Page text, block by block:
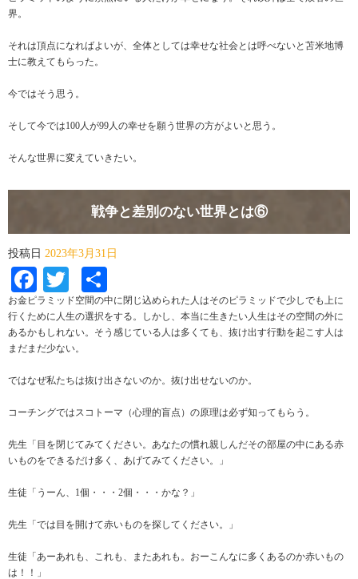
界。
それは頂点になればよいが、全体としては幸せな社会とは呼べないと苫米地博
士に教えてもらった。
今ではそう思う。
そして今では100人が99人の幸せを願う世界の方がよいと思う。
そんな世界に変えていきたい。
戦争と差別のない世界とは⑥
投稿日 2023年3月31日
Facebook
Twitter
有
お金ピラミッド空間の中に閉じ込められた人はそのピラミッドで少しでも上に
行くために人生の選択をする。しかし、本当に生きたい人生はその空間の外に
あるかもしれない。そう感じている人は多くても、抜け出す行動を起こす人は
まだまだ少ない。
ではなぜ私たちは抜け出さないのか。抜け出せないのか。
コーチングではスコトーマ（心理的盲点）の原理は必ず知ってもらう。
先生「目を閉じてみてください。あなたの慣れ親しんだその部屋の中にある赤
いものをできるだけ多く、あげてみてください。」
生徒「うーん、1個・・・2個・・・かな？」
先生「では目を開けて赤いものを探してください。」
生徒「あーあれも、これも、またあれも。おーこんなに多くあるのか赤いもの
は！！」